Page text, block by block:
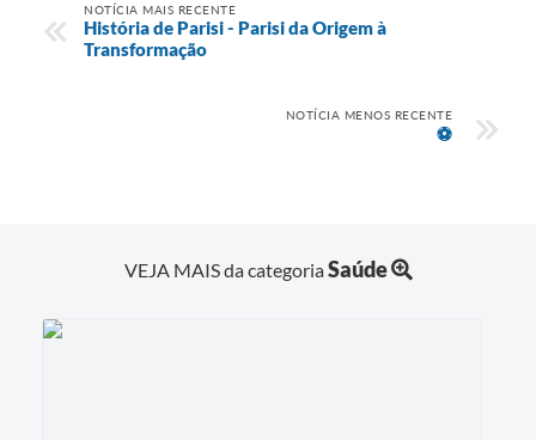
NOTÍCIA MAIS RECENTE
História de Parisi - Parisi da Origem à
Transformação
NOTÍCIA MENOS RECENTE
⚽
VEJA MAIS da categoriaSaúde